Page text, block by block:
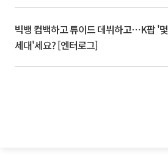
빅뱅 컴백하고 튜이드 데뷔하고⋯K팝 '몇
세대'세요? [엔터로그]